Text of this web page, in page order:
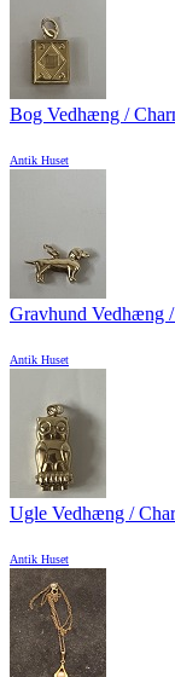
Bog Vedhæng /
Antik Huset
Gravhund Vedhæng
Antik Huset
Ugle Vedhæng /
Antik Huset